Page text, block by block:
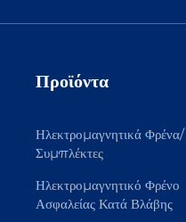
Προϊόντα
Ηλεκτρομαγνητικά Φρένα/
Συμπλέκτες
Ηλεκτρομαγνητικό Φρένο
Ασφαλείας Κατά Βλάβης